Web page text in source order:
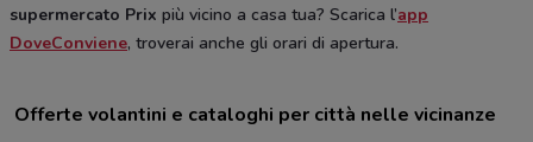
supermercato Prix più vicino a casa tua? Scarica l’app
DoveConviene, troverai anche gli orari di apertura.
Offerte volantini e cataloghi per città nelle vicinanze